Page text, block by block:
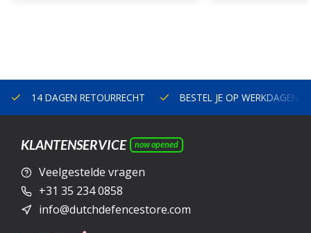
14 DAGEN RETOURRECHT BESTEL JE OP WERKDAGEN
KLANTENSERVICE now opened
Veelgestelde vragen
+31 35 234 0858
info@dutchdefencestore.com